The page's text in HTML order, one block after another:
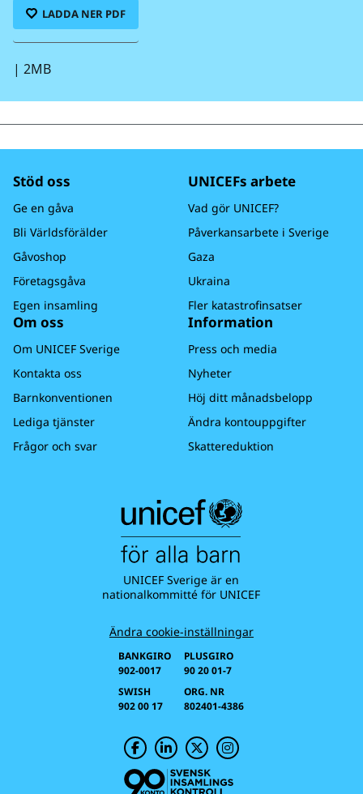
LADDA NER PDF
| 2MB
Stöd oss
Ge en gåva
Bli Världsförälder
Gåvoshop
Företagsgåva
Egen insamling
UNICEFs arbete
Vad gör UNICEF?
Påverkansarbete i Sverige
Gaza
Ukraina
Fler katastrofinsatser
Om oss
Om UNICEF Sverige
Kontakta oss
Barnkonventionen
Lediga tjänster
Frågor och svar
Information
Press och media
Nyheter
Höj ditt månadsbelopp
Ändra kontouppgifter
Skattereduktion
UNICEF Sverige är en
nationalkommitté för UNICEF
Ändra cookie-inställningar
BANKGIRO
902-0017
SWISH
902 00 17
PLUSGIRO
90 20 01-7
ORG. NR
802401-4386